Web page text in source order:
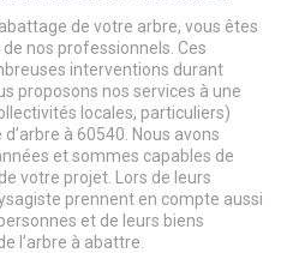
de votre arbre, vous êtes
nos professionnels. Ces
interventions durant
proposons nos services à une
locales, particuliers)
à 60540. Nous avons
et sommes capables de
votre projet. Lors de leurs
prennent en compte aussi
et de leurs biens
l’arbre à abattre.